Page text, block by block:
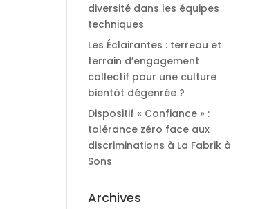
diversité dans les équipes
techniques
Les Éclairantes : terreau et
terrain d’engagement
collectif pour une culture
bientôt dégenrée ?
Dispositif « Confiance » :
tolérance zéro face aux
discriminations à La Fabrik à
Sons
Archives